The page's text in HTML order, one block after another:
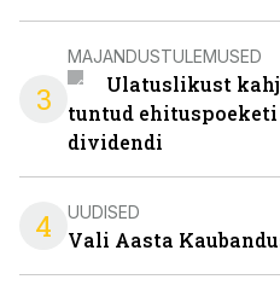
3
MAJANDUSTULEMUSED
Ulatuslikust
tuntud
dividendi
4 UUDISED
Vali Aasta